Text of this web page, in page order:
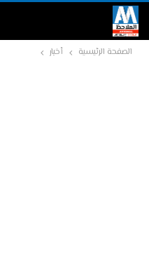
الصفحة الرئيسية أخبار